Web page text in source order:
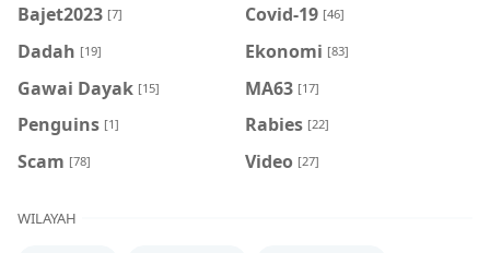
Bajet2023 [7] Covid-19 [46]
Dadah [19] Ekonomi [83]
Gawai Dayak [15] MA63 [17]
Penguins [1] Rabies [22]
Scam [78] Video [27]
WILAYAH